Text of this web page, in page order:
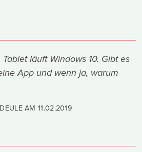
läuft Windows 10. Gibt es
App und wenn ja, warum
AM11.02.2019